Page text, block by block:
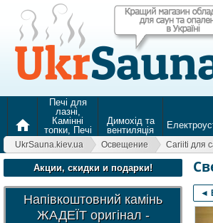
home
Печі для
лазні,
Камінні
топки, Печі
для
опалення
Димохід та
вентиляція
UkrSauna.kiev.ua Освещение Cariiti для
Акции, скидки и подарки!
Напівкоштовний камінь
ЖАДЕЇТ оригінал -
◄